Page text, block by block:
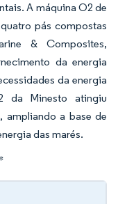
A máquina O2 de
pás compostas
& Composites,
da energia
da energia
da Minesto atingiu
ampliando a base de
das marés.